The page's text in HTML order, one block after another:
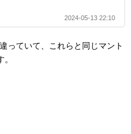
2024-05-13 22:10
っていて、これらと同じマント